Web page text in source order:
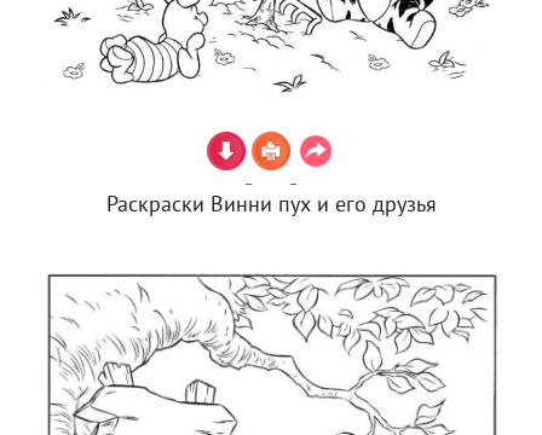
Раскраски Винни пух и его друзья